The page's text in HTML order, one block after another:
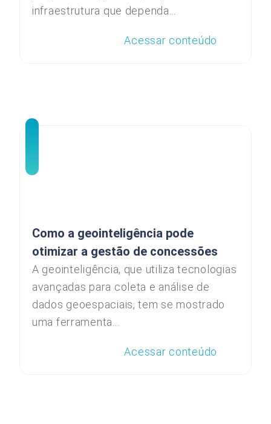
infraestrutura que dependa...
Acessar conteúdo
Como a geointeligência pode
otimizar a gestão de concessões
A geointeligência, que utiliza tecnologias
avançadas para coleta e análise de
dados geoespaciais, tem se mostrado
uma ferramenta...
Acessar conteúdo